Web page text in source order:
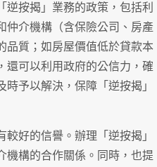
按揭」業務的政策，包括利
仲介機構（含保險公司、房產
品質；如房屋價值低於貸款本
還可以利用政府的公信力，確
予以解決，保障「逆按揭」
好的信譽。辦理「逆按揭」
機構的合作關係。同時，也提